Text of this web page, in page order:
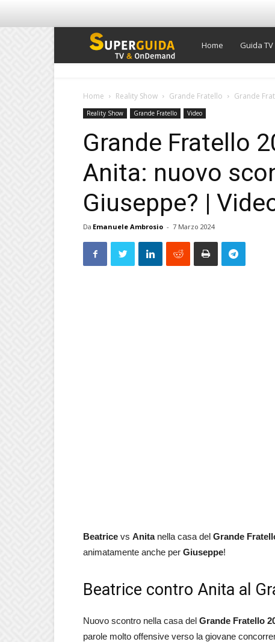
Super
TV
Home Guida TV
Home Reality Show Grande Fratello Grande
Reality Show Grande Fratello Video
Grande Fratello
Anita: nuovo
Giuseppe? |
Da Emanuele Ambrosio - 7 Marzo 2024
Beatrice vs Anitanella casa del Grande
animatamente anche per Giuseppe!
Beatrice contro Anita al
Nuovo scontro nella casa del Grande Fratello
parole molto offensive verso la giovane